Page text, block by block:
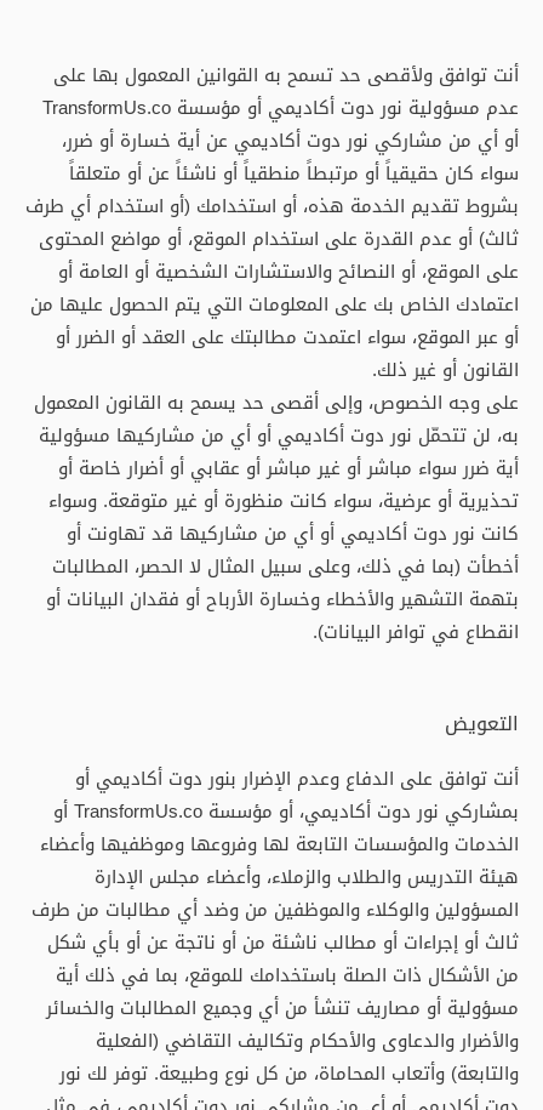
أنت توافق ولأقصى حد تسمح به القوانين المعمول بها على
عدم مسؤولية نور دوت أكاديمي أو مؤسسة TransformUs.co
أو أي من مشاركي نور دوت أكاديمي عن أية خسارة أو ضرر،
سواء كان حقيقياً أو مرتبطاً منطقياً أو ناشئاً عن أو متعلقاً
بشروط تقديم الخدمة هذه، أو استخدامك (أو استخدام أي طرف
ثالث) أو عدم القدرة على استخدام الموقع، أو مواضع المحتوى
على الموقع، أو النصائح والاستشارات الشخصية أو العامة أو
اعتمادك الخاص بك على المعلومات التي يتم الحصول عليها من
أو عبر الموقع، سواء اعتمدت مطالبتك على العقد أو الضرر أو
القانون أو غير ذلك.
على وجه الخصوص، وإلى أقصى حد يسمح به القانون المعمول
به، لن تتحمّل نور دوت أكاديمي أو أي من مشاركيها مسؤولية
أية ضرر سواء مباشر أو غير مباشر أو عقابي أو أضرار خاصة أو
تحذيرية أو عرضية، سواء كانت منظورة أو غير متوقعة. وسواء
كانت نور دوت أكاديمي أو أي من مشاركيها قد تهاونت أو
أخطأت (بما في ذلك، وعلى سبيل المثال لا الحصر، المطالبات
بتهمة التشهير والأخطاء وخسارة الأرباح أو فقدان البيانات أو
انقطاع في توافر البيانات).
التعويض
أنت توافق على الدفاع وعدم الإضرار بنور دوت أكاديمي أو
بمشاركي نور دوت أكاديمي، أو مؤسسة TransformUs.co أو
الخدمات والمؤسسات التابعة لها وفروعها وموظفيها وأعضاء
هيئة التدريس والطلاب والزملاء، وأعضاء مجلس الإدارة
المسؤولين والوكلاء والموظفين من وضد أي مطالبات من طرف
ثالث أو إجراءات أو مطالب ناشئة من أو ناتجة عن أو بأي شكل
من الأشكال ذات الصلة باستخدامك للموقع، بما في ذلك أية
مسؤولية أو مصاريف تنشأ من أي وجميع المطالبات والخسائر
والأضرار والدعاوى والأحكام وتكاليف التقاضي (الفعلية
والتابعة) وأتعاب المحاماة، من كل نوع وطبيعة. توفر لك نور